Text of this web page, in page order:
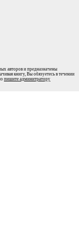
авторов и предназначены
книгу, Вы обязуетесь в течении
пишите админитратору